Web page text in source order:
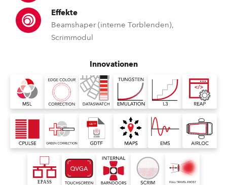
Effekte
Beamshaper (interne Torblenden),
Scrimmodul
Innovationen